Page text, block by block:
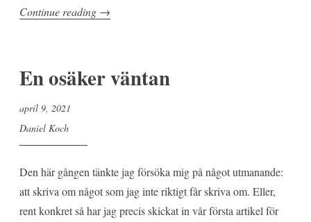
Continue reading ”En
2”
→
En osäker väntan
april 9, 2021
Daniel Koch
Den här gången tänkte jag försöka mig på något utmanande:
att skriva om något som jag inte riktigt får skriva om. Eller,
rent konkret så har jag precis skickat in vår första artikel för